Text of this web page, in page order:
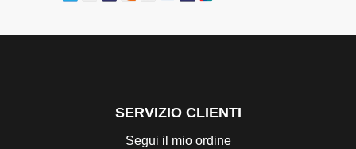
SERVIZIO CLIENTI
Segui il mio ordine